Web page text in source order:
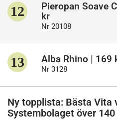
12
Pieropan Soave
kr
Nr 20108
13 Alba Rhino | 169
Nr 3128
Ny topplista: Bästa Vita
Systembolaget över 140